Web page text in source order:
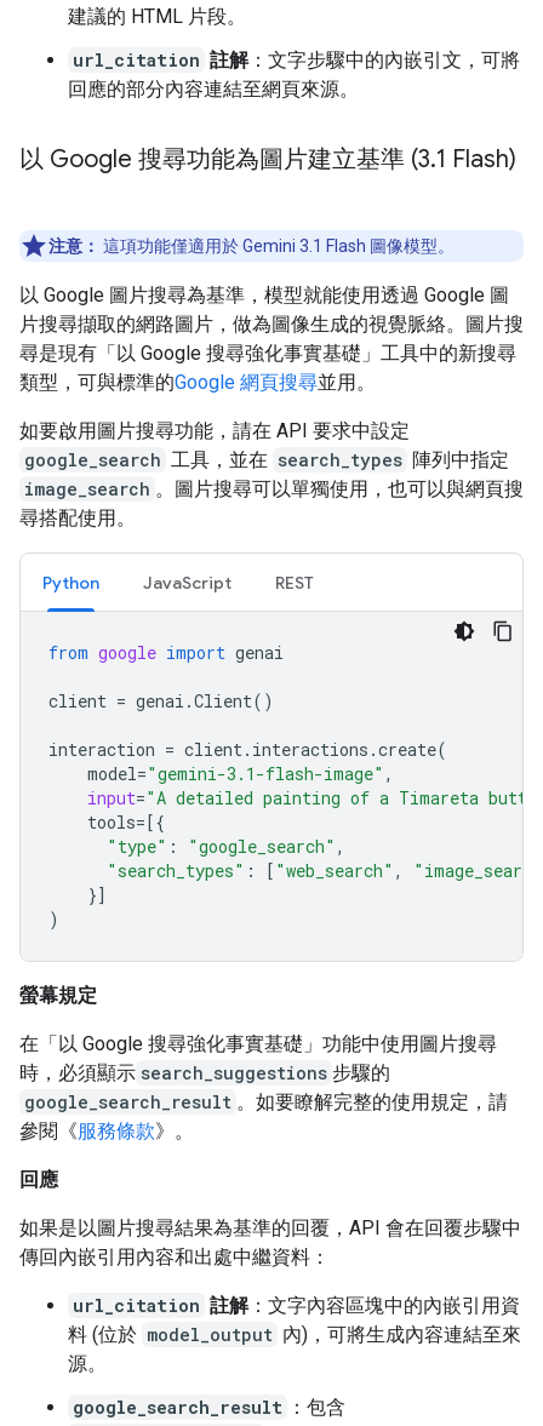
建議的 HTML 片段。
url_citation 註解：文字步驟中的內嵌引文，可將
回應的部分內容連結至網頁來源。
以 Google 搜尋功能為圖片建立基準 (3.1 Flash)
注意： 這項功能僅適用於 Gemini 3.1 Flash 圖像模型。
以 Google 圖片搜尋為基準，模型就能使用透過 Google 圖
片搜尋擷取的網路圖片，做為圖像生成的視覺脈絡。圖片搜
尋是現有「以 Google 搜尋強化事實基礎」工具中的新搜尋
類型，可與標準的Google 網頁搜尋並用。
如要啟用圖片搜尋功能，請在 API 要求中設定
google_search 工具，並在 search_types 陣列中指定
image_search 。圖片搜尋可以單獨使用，也可以與網頁搜
尋搭配使用。
Python JavaScript REST
from google import genai
client = genai .Client()
interaction = client . interactions .create(
model="gemini-3.1-flash-image" ,
input="A detailed painting of a Timareta
tools=[{
"type" : "google_search" ,
"search_types" : [ "web_search" ,
}]
)
螢幕規定
在「以 Google 搜尋強化事實基礎」功能中使用圖片搜尋
時，必須顯示 search_suggestions 步驟的
google_search_result 。如要瞭解完整的使用規定，請
參閱《服務條款》。
回應
如果是以圖片搜尋結果為基準的回覆，API 會在回覆步驟中
傳回內嵌引用內容和出處中繼資料：
url_citation 註解：文字內容區塊中的內嵌引用資
料 (位於 model_output 內)，可將生成內容連結至來
源。
google_search_result ：包含